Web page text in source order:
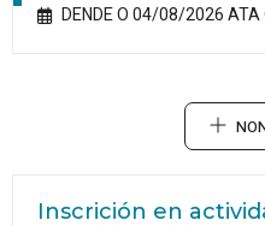
DENDE O 04/08/2026
Inscrición en